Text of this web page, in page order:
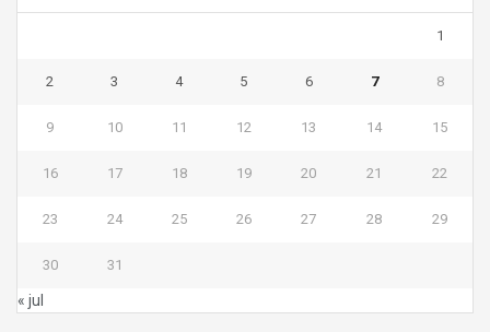
1
2 3 4 5 6 7 8
9 10 11 12 13 14 15
16 17 18 19 20 21 22
23 24 25 26 27 28 29
30 31
« jul